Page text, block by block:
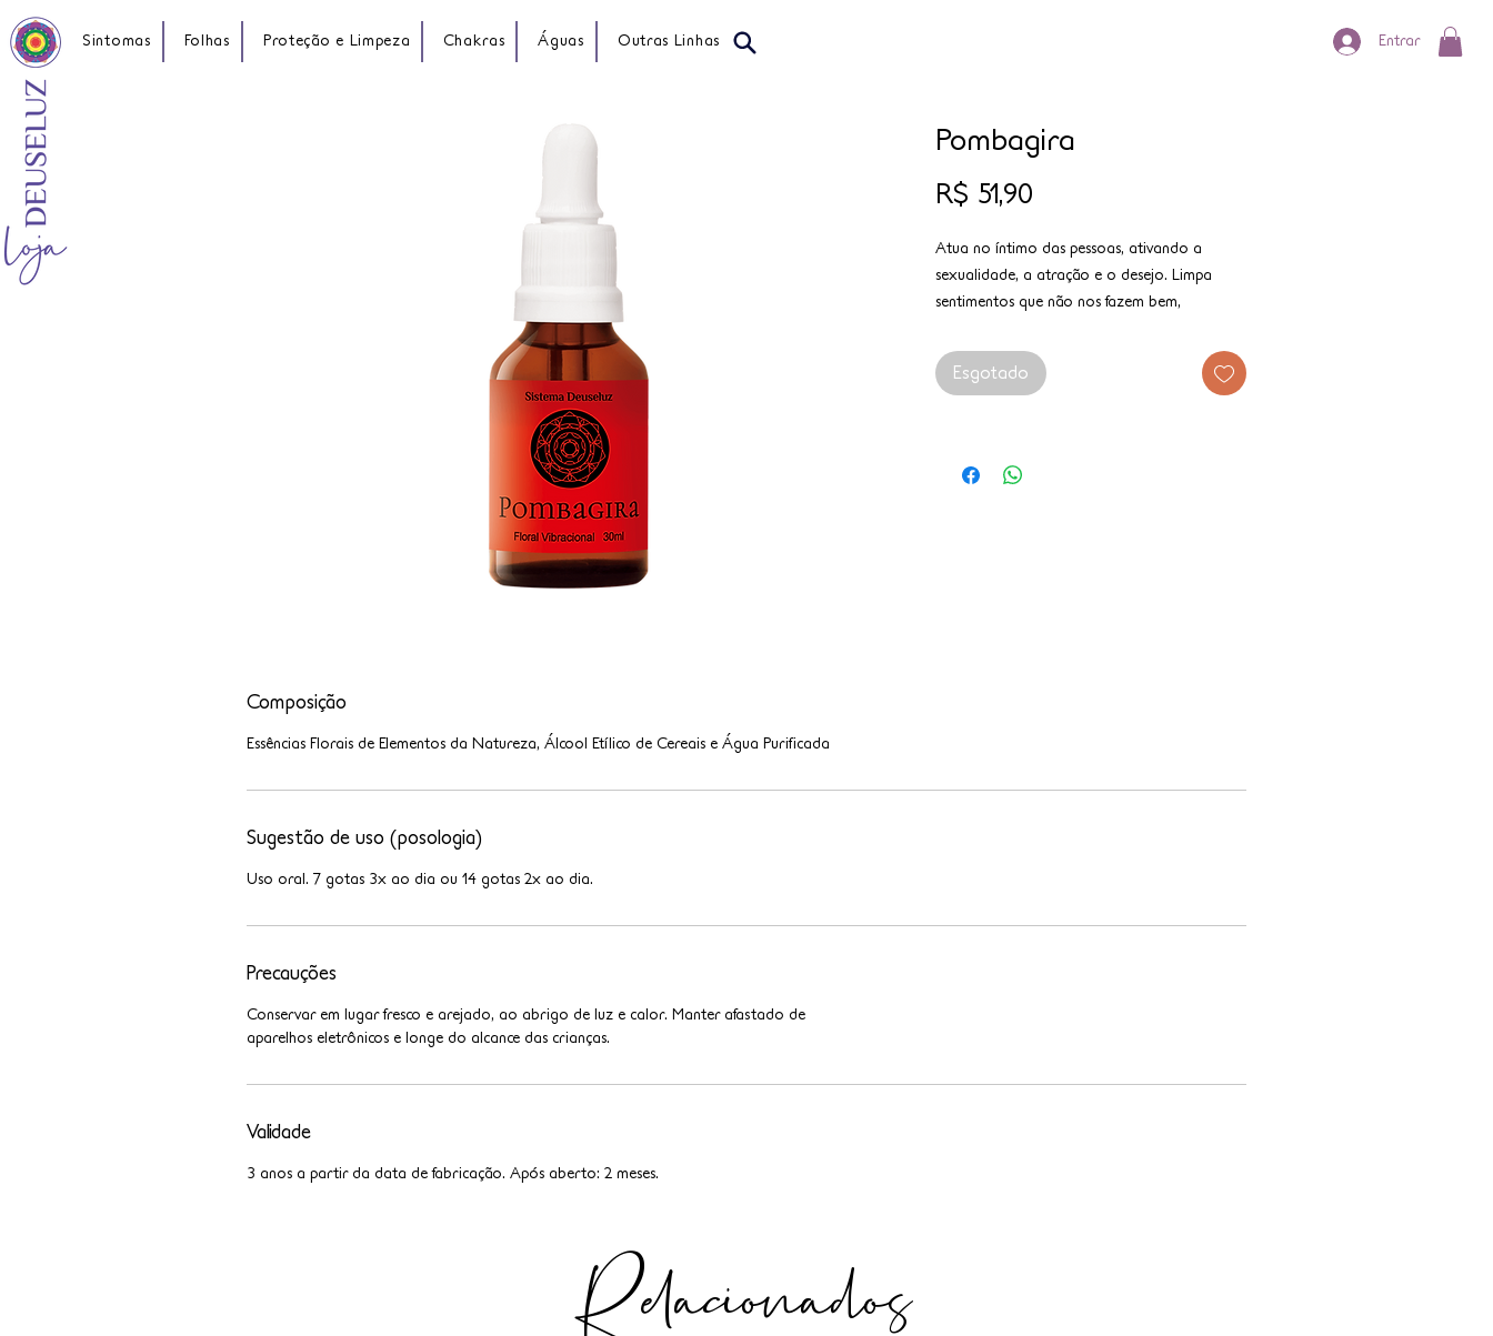
Sintomas Folhas Proteção e Limpeza Chakras Águas Outras Linhas Entrar
Pombagira
R$ 51,90
Atua no íntimo das pessoas, ativando a
sexualidade, a atração e o desejo. Limpa
sentimentos que não nos fazem bem,
Indicada para pessoas que precisam ativar o
poder pessoal, a força de atração, a libido e
Esgotado
Composição
Essências Florais de Elementos da Natureza, Álcool Etílico de Cereais e Água Purificada
Sugestão de uso (posologia)
Uso oral. 7 gotas 3x ao dia ou 14 gotas 2x ao dia.
Precauções
Conservar em lugar fresco e arejado, ao abrigo de luz e calor. Manter afastado de
aparelhos eletrônicos e longe do alcance das crianças.
Validade
3 anos a partir da data de fabricação. Após aberto: 2 meses.
Relacionados